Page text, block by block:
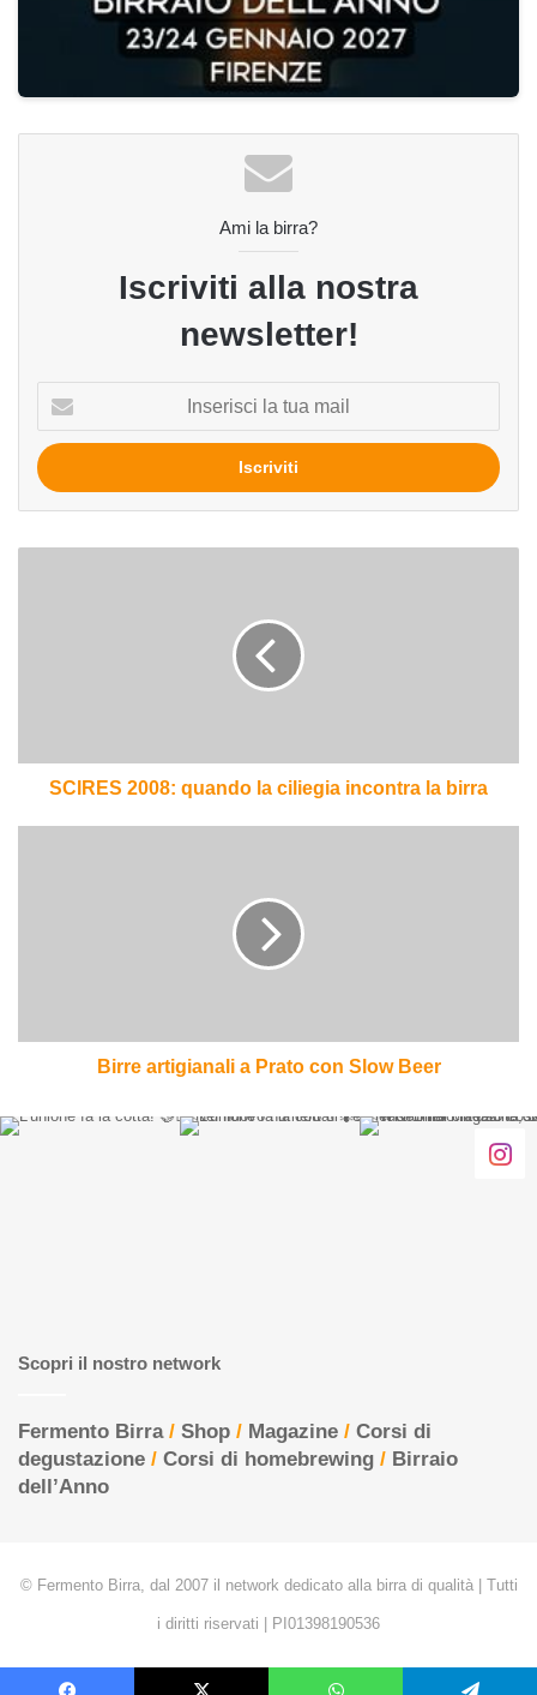
Ami la birra?
Iscriviti alla nostra
newsletter!
tua
mail
SCIRES 2008: quando la ciliegia incontra la birra
Birre artigianali a Prato con Slow Beer
Scopri il nostro network
Fermento Birra/ Shop / Magazine / Corsi di
degustazione / Corsi di homebrewing / Birraio
dell’Anno
© Fermento Birra, dal 2007 il network dedicato alla birra di qualità | Tutti
i diritti riservati | PI01398190536